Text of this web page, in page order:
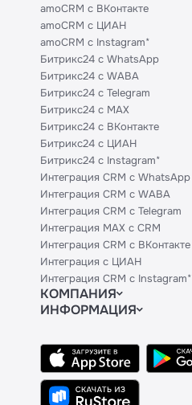
amoCRM с ВКонтакте
amoCRM с ЦИАН
amoCRM с Instagram*
Битрикс24 с WhatsApp
Битрикс24 с WABA
Битрикс24 с Telegram
Битрикс24 с MAX
Битрикс24 с ВКонтакте
Битрикс24 с ЦИАН
Битрикс24 с Instagram*
Интеграция CRM с WhatsApp
Интеграция CRM с WABA
Интеграция CRM с Telegram
Интеграция MAX с CRM
Интеграция CRM с ВКонтакте
Интеграция с ЦИАН
Интеграция CRM с Instagram*
КОМПАНИЯ
Блог
Контакты
Политики и соглашения
Сведения об ИТ-деятельности
ИНФОРМАЦИЯ
Техническим партнерам
Тарифы
API
База знаний